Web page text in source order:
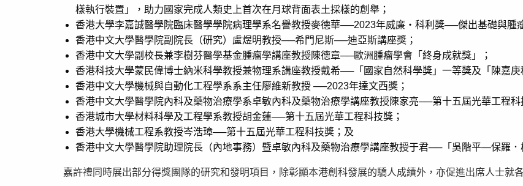
樣執行裝置」，助力國家完成人類史上首次在月球背面表土採樣的創舉；
香港大學李嘉誠醫學院臨床醫學學院病理學系名譽教授麥德華──2023年威廉‧科利獎──傑出基礎與腫
香港中文大學醫學院副院長（研究）盧煜明教授──希門尼斯──迪亞斯講座獎；
香港中文大學副校長兼李樹芬醫學基金腫瘤學講座教授陳德章──歐洲腫瘤學會「終身成就獎」；
香港科技大學蒙民偉博士納米科學教授兼物理系講座教授戴希──「國家自然科學獎」一等獎及「陳嘉庚
香港中文大學機械與自動化工程學系系主任廖維新教授 ──2023年達文西獎；
香港中文大學醫學院內科及藥物治療學系卓敏內科及藥物治療學講座教授陳家亮──第十五屆光華工程科
香港城市大學材料科學及工程學系教授胡金蓮──第十五屆光華工程科技獎；
香港大學機械工程系教授岑浩璋──第十五屆光華工程科技獎；及
香港中文大學醫學院助理院長（內地事務）暨卓敏內科及藥物治療學講座教授于君──「吳階平—保羅．
嘉許禮同時展出部分得獎團隊的研究和發明項目，除彰顯本港創科發展的驕人成績外，亦促進出席人士就